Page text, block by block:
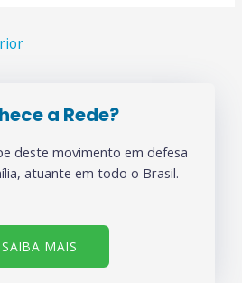
a Rede?
deste movimento em defesa
atuante em todo o Brasil.
SAIBA MAIS